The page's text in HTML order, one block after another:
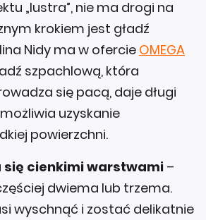
„lustra”, nie ma drogi na
krokiem jest gładź
Nidy ma w ofercie OMEGA
szpachlową, która
się pacą, daje długi
uzyskanie
powierzchni.
się cienkimi warstwami –
dwiema lub trzema.
wyschnąć i zostać delikatnie